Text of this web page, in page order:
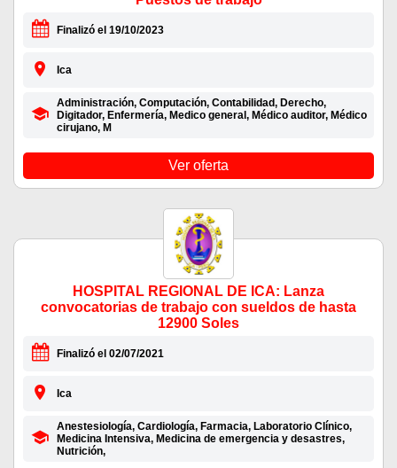
Finalizó el 19/10/2023
Ica
Administración, Computación, Contabilidad, Derecho,
Digitador, Enfermería, Medico general, Médico auditor, Médico
cirujano, M
Ver oferta
HOSPITAL REGIONAL DE ICA: Lanza
convocatorias de trabajo con sueldos de hasta
12900 Soles
Finalizó el 02/07/2021
Ica
Anestesiología, Cardiología, Farmacia, Laboratorio Clínico,
Medicina Intensiva, Medicina de emergencia y desastres,
Nutrición,